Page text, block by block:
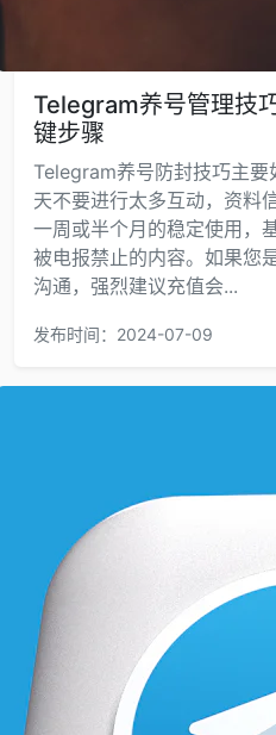
Telegram养号管理技
键步骤
Telegram养号防封技巧主
天不要进行太多互动，资料
一周或半个月的稳定使用，
被电报禁止的内容。如果您
沟通，强烈建议充值会...
发布时间：2024-07-09